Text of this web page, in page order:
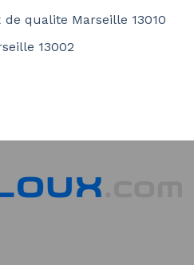
de qualite Marseille 13010
13002